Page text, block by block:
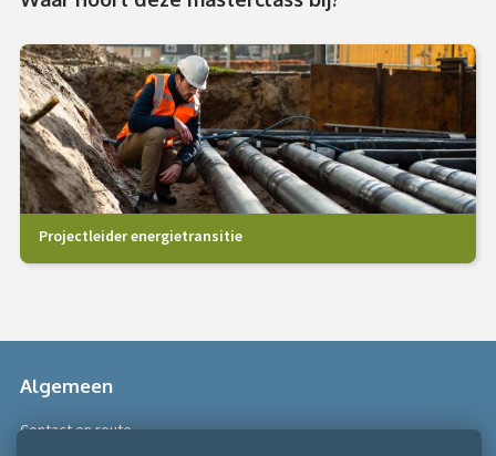
Projectleider energietransitie
Algemeen
Contact en route